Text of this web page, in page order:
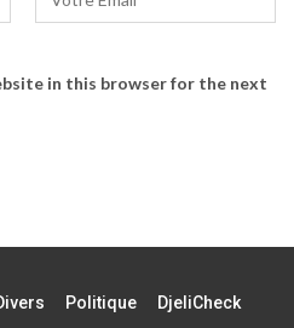
in this browser for the next
Politique DjeliCheck